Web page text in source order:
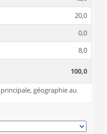
20,0
0,0
8,0
100,0
géographie au